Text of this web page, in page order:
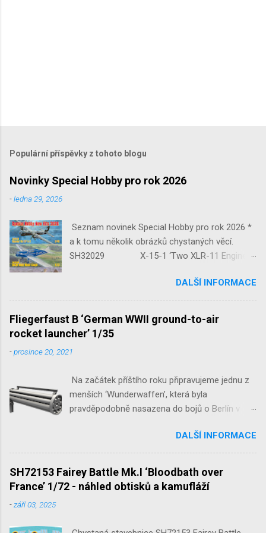
Populární příspěvky z tohoto blogu
Novinky Special Hobby pro rok 2026
-ledna 29, 2026
Seznam novinek Special Hobby pro rok 2026 *
a k tomu několik obrázků chystaných věcí.
SH32029 X-15-1 ‘Two XLR-11 Engines’
‘Guardians of Sion’ 1/32 SH32092
JB-2 Loon ‘US Version of V-1 Missile’
1/32 1/32 SH48052 Seafire
Mk.III 1/48 reissue SH48160
Baltimore Mk.I 1/48 ...
DALŠÍ INFORMACE
Fliegerfaust B ‘German WWII ground-to-air
rocket launcher’ 1/35
-prosince 20, 2021
Na začátek příštího roku připravujeme jednu z
menších ‘Wunderwaffen’, která byla
pravděpodobně nasazena do bojů o Berlín v
raketovou protiletadlovou zbraň. V setu 3148
detailní odlitky této zbraně, v měřítku 1/35,
doplní leptané popruhy nábojových schránek.
DALŠÍ INFORMACE
SH72153 Fairey Battle Mk.I ‘Bloodbath over
France’ 1/72 - náhled obtisků a kamufláží
-září 03, 2025